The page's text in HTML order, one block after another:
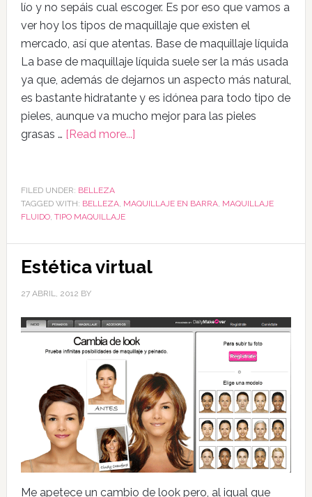
lío y no sepáis cual escoger. Es por eso que vamos a
ver hoy los tipos de maquillaje que existen el
mercado, así que atentas. Base de maquillaje líquida
La base de maquillaje líquida suele ser la más usada
ya que, además de dejarnos un aspecto más natural,
es bastante hidratante y es idónea para todo tipo de
pieles, aunque va mucho mejor para las pieles
grasas … [Read more...]
FILED UNDER: BELLEZA
TAGGED WITH: BELLEZA, MAQUILLAJE EN BARRA, MAQUILLAJE
FLUIDO, TIPO MAQUILLAJE
Estética virtual
27 ABRIL, 2012 BY
Me apetece un cambio de look pero, al igual que